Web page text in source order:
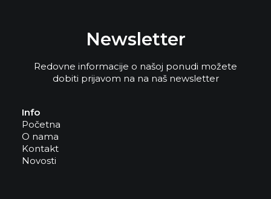
Newsletter
Redovne informacije o našoj ponudi možete
dobiti prijavom na na naš newsletter
Info
Početna
O nama
Kontakt
Novosti